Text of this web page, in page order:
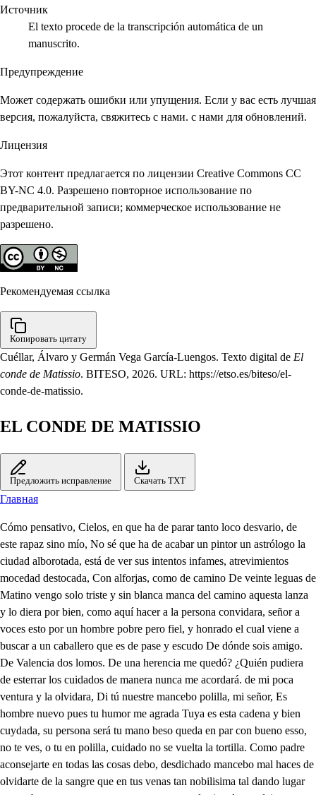
Источник
El texto procede de la transcripción automática de un
manuscrito.
Предупреждение
Может содержать ошибки или упущения. Если у вас есть лучшая
версия, пожалуйста, свяжитесь с нами. с нами для обновлений.
Лицензия
Этот контент предлагается по лицензии Creative Commons CC
BY-NC 4.0. Разрешено повторное использование по
предварительной записи; коммерческое использование не
разрешено.
Рекомендуемая ссылка
Копировать цитату
Cuéllar, Álvaro y Germán Vega García-Luengos. Texto digital de El
conde de Matissio. BITESO, 2026. URL: https://etso.es/biteso/el-
conde-de-matissio.
EL CONDE DE MATISSIO
Предложить исправление Скачать TXT
Главная
Cómo pensativo, Cielos, en que ha de parar tanto loco desvario, de
este rapaz sino mío, No sé que ha de acabar un pintor un astrólogo la
ciudad alborotada, está de ver sus intentos infames, atrevimientos
mocedad destocada, Con alforjas, como de camino De veinte leguas de
Matino vengo solo triste y sin blanca manca del camino aquesta lanza
y lo diera por bien, como aquí hacer a la persona convidara, señor a
voces esto por un hombre pobre pero fiel, y honrado el cual viene a
buscar a un caballero que es de pase y escudo De dónde sois amigo.
De Valencia dos lomos. De una herencia me quedó? ¿Quién pudiera
de esterrar los cuidados de manera nunca me acordará. de mi poca
ventura y la olvidara, Di tú nuestre mancebo polilla, mi señor, Es
hombre nuevo pues tu humor me agrada Tuya es esta cadena y bien
cuydada, su persona será tu mano beso queda en par con bueno esso,
no te ves, o tu en polilla, cuidado no se vuelta la tortilla. Como padre
aconsejarte en todas las cosas debo, desdichado mancebo mal haces de
olvidarte de la sangre que en tus venas tan nobilisima tal dando lugar